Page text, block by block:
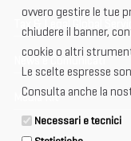
Tax & Legal Global
News e Comunicati
Media Kit
ovvero gestire le tue
chiudere il banner,
cookie o altri
Le scelte espresse
Consulta anche la
Necessari e tecnici